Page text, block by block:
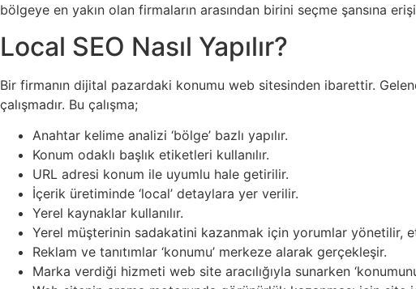
bölgeye en yakın olan firmaların arasından birini seçme şansına
Local SEO Nasıl Yapılır?
Bir firmanın dijital pazardaki konumu web sitesinden ibarettir.
çalışmadır. Bu çalışma;
Anahtar kelime analizi ‘bölge’ bazlı yapılır.
Konum odaklı başlık etiketleri kullanılır.
URL adresi konum ile uyumlu hale getirilir.
İçerik üretiminde ‘local’ detaylara yer verilir.
Yerel kaynaklar kullanılır.
Yerel müşterinin sadakatini kazanmak için yorumlar yönetilir,
Reklam ve tanıtımlar ‘konumu’ merkeze alarak gerçekleşir.
Marka verdiği hizmeti web site aracılığıyla sunarken